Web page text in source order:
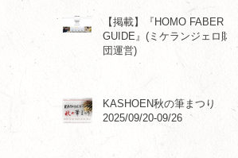
【掲載】『HOMO FABER
GUIDE』(ミケランジェロ財
団運営)
KASHOEN秋の筆まつり
2025/09/20-09/26